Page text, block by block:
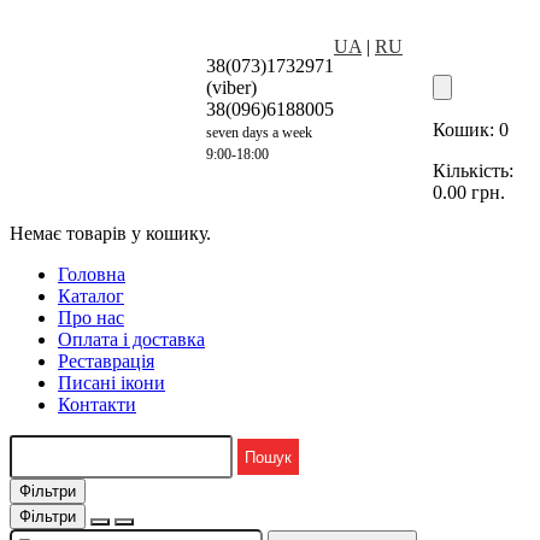
38(073)1732971
(viber)
38(096)6188005
seven days a week
9:00-18:00
UA | RU
Кошик: 0
Кількість:
0.00 грн.
Немає товарів у кошику.
Головна
Каталог
Про нас
Оплата і доставка
Реставрація
Писані ікони
Контакти
Фільтри
Фільтри